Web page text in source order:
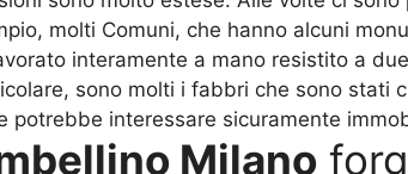
molti Comuni, che hanno alcuni
interamente a mano resistito a
sono molti i fabbri che sono stati
potrebbe interessare sicuramente
Milano